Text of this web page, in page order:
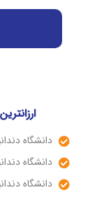
دانشگاه
دانشگاه
دانشگاه